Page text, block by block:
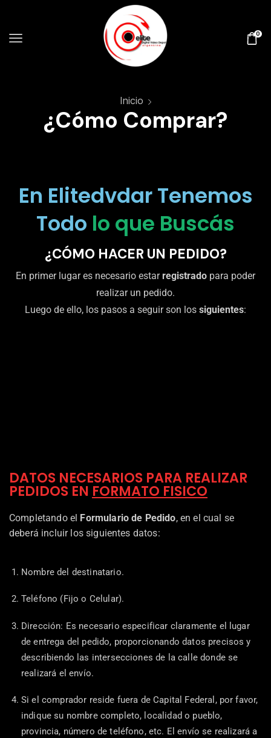
0
Inicio
¿Cómo Comprar?
En Elitedvdar Tenemos
Todo lo que Buscás
¿CÓMO HACER UN PEDIDO?
En primer lugar es necesario estarregistrado para poder
realizar un pedido.
Luego de ello, los pasos a seguir son los siguientes:
DATOS NECESARIOS PARA REALIZAR
PEDIDOS EN FORMATO FISICO
Completando el Formulario de Pedido, en el cual se
deberá incluir los siguientes datos:
Nombre del destinatario.
Teléfono (Fijo o Celular).
Dirección: Es necesario especificar claramente el lugar
de entrega del pedido, proporcionando datos precisos y
describiendo las intersecciones de la calle donde se
realizará el envío.
Si el comprador reside fuera de Capital Federal, por favor,
indique su nombre completo, localidad o pueblo,
provincia, número de teléfono, etc. El envío se realizará a